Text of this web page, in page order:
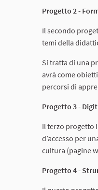
Progetto 2 -
Il secondo
temi della
Si tratta di una
avrà come
percorsi di
Progetto 3 -
Il terzo progetto
d’accesso per
cultura (pagine
Progetto 4 -